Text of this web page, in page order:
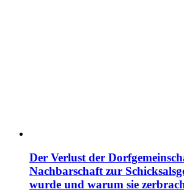
Der Verlust der
Nachbarschaft zur
wurde und warum sie